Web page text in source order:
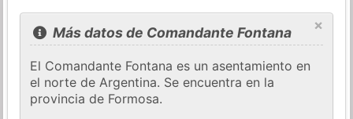
×
Más datos de Comandante Fontana
El Comandante Fontana es un asentamiento en
el norte de Argentina. Se encuentra en la
provincia de Formosa.